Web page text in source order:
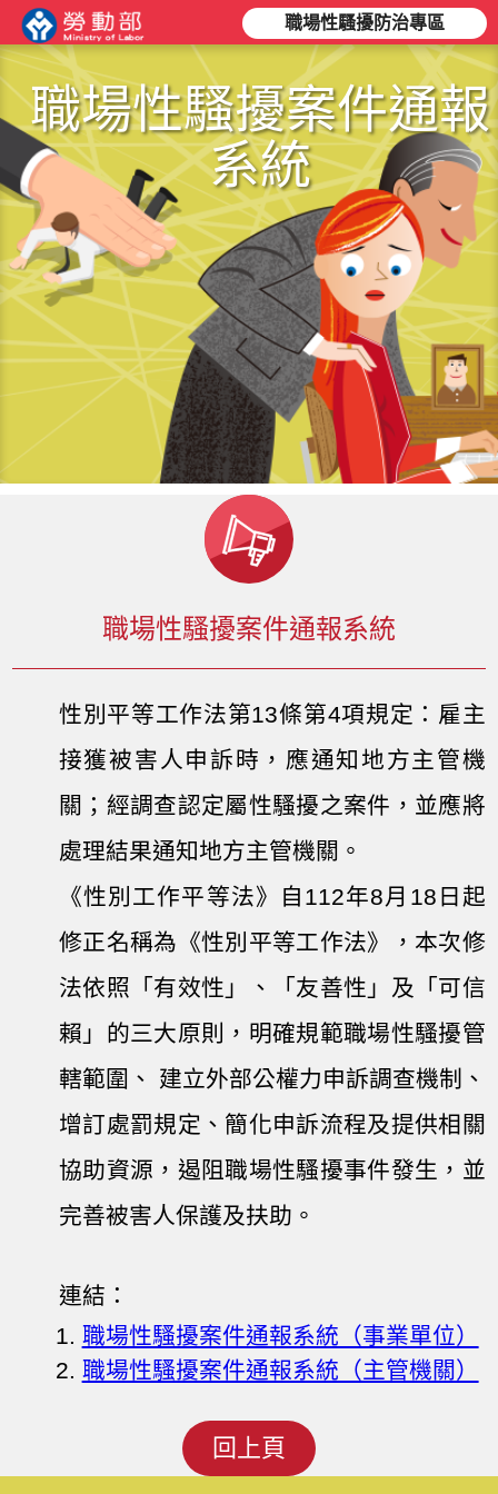
職場性騷擾防治專區
職場性騷擾案件通報
系統
職場性騷擾案件通報系統
性別平等工作法第13條第4項規定：雇主
接獲被害人申訴時，應通知地方主管機
關；經調查認定屬性騷擾之案件，並應將
處理結果通知地方主管機關。
《性別工作平等法》自112年8月18日起
修正名稱為《性別平等工作法》，本次修
法依照「有效性」、「友善性」及「可信
賴」的三大原則，明確規範職場性騷擾管
轄範圍、 建立外部公權力申訴調查機制、
增訂處罰規定、簡化申訴流程及提供相關
協助資源，遏阻職場性騷擾事件發生，並
完善被害人保護及扶助。
連結：
職場性騷擾案件通報系統（事業單位）
職場性騷擾案件通報系統（主管機關）
回上頁